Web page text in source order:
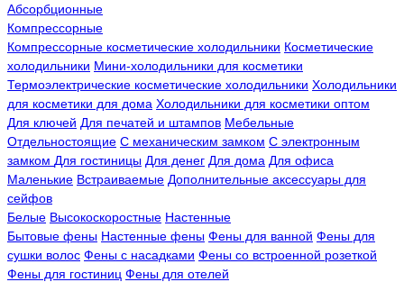
Абсорбционные
Компрессорные
Компрессорные косметические холодильники Косметические
холодильники Мини-холодильники для косметики
Термоэлектрические косметические холодильники Холодильники
для косметики для дома Холодильники для косметики оптом
Для ключей Для печатей и штампов Мебельные
Отдельностоящие С механическим замком С электронным
замком Для гостиницы Для денег Для дома Для офиса
Маленькие Встраиваемые Дополнительные аксессуары для
сейфов
Белые Высокоскоростные Настенные
Бытовые фены Настенные фены Фены для ванной Фены для
сушки волос Фены с насадками Фены со встроенной розеткой
Фены для гостиниц Фены для отелей